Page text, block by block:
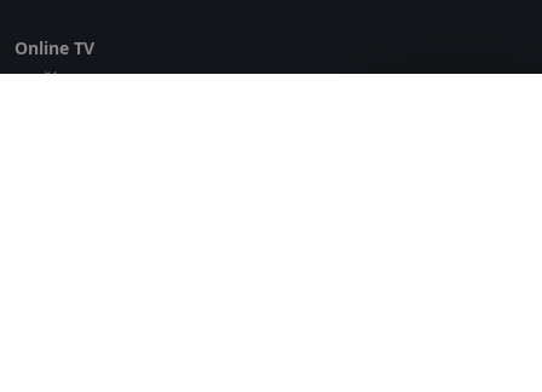
Online TV
Lepší.TV